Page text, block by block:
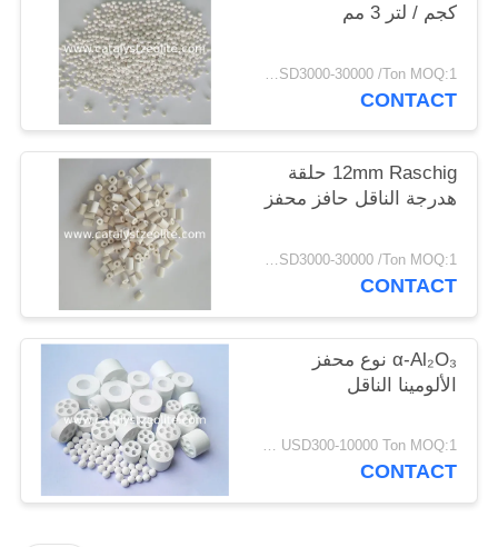
كجم / لتر 3 مم
USD3000-30000 /Ton MOQ:1 كغم
CONTACT
12mm Raschig حلقة
هدرجة الناقل حافز محفز
USD3000-30000 /Ton MOQ:1 كغم
CONTACT
α-Al₂O₃ نوع محفز
الألومينا الناقل
USD300-10000 Ton MOQ:1 كغم
CONTACT